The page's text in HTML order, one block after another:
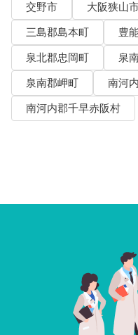
交野市
大阪狭山
三島郡島本町
豊
泉北郡忠岡町
泉
泉南郡岬町
南河
南河内郡千早赤阪村